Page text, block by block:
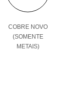
COBRE NOVO
(SOMENTE
METAIS)